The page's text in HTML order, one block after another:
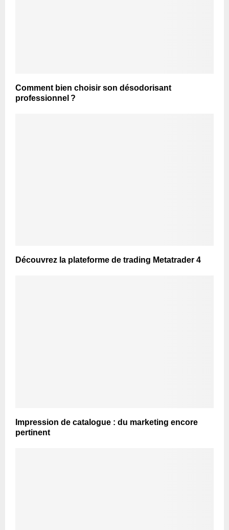
Comment bien choisir son désodorisant
professionnel ?
Découvrez la plateforme de trading Metatrader 4
Impression de catalogue : du marketing encore
pertinent